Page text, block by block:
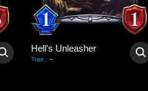
Hell's Unleasher
Trait : -